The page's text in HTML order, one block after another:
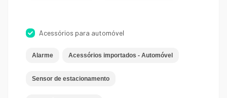
Acessórios para automóvel
Alarme Acessórios importados - Automóvel
Sensor de estacionamento